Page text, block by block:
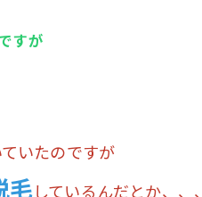
すが
いたのですが
毛しているんだとか、、、